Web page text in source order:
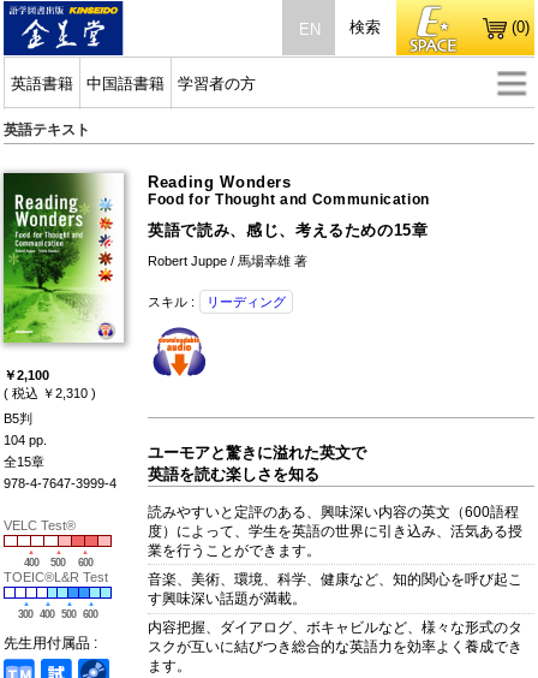
EN
英語書籍 中国語書籍 学習者の方
検索 (0)
英語テキスト
￥2,100
( 税込 ￥2,310 )
B5判
104 pp.
全15章
978-4-7647-3999-4
VELC Test®
400 500 600
TOEIC®L&R Test
300 400 500 600
先生用付属品 :
Reading Wonders
Food for Thought and Communication
英語で読み、感じ、考えるための15章
Robert Juppe / 馬場幸雄 著
スキル : リーディング
ユーモアと驚きに溢れた英文で
英語を読む楽しさを知る
読みやすいと定評のある、興味深い内容の英文（600語程
度）によって、学生を英語の世界に引き込み、活気ある授
業を行うことができます。
音楽、美術、環境、科学、健康など、知的関心を呼び起こ
す興味深い話題が満載。
内容把握、ダイアログ、ボキャビルなど、様々な形式のタ
スクが互いに結びつき総合的な英語力を効率よく養成でき
ます。